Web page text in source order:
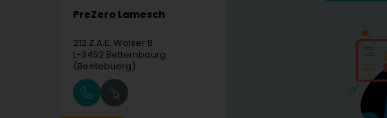
PreZero Lamesch
212 Z.A.E. Wolser B
L-3452 Bettembourg
(Beetebuerg)